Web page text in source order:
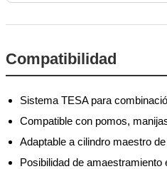
Compatibilidad
Sistema TESA para
Compatible con pomos,
Adaptable a cilindro maestro
Posibilidad de amaestramiento